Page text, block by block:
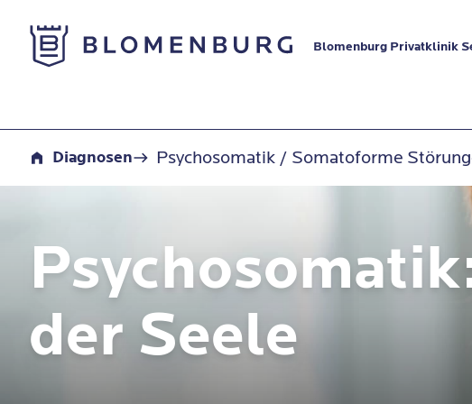
Zur Startseite
Blomenburg Privatklinik
Diagnosen Psychosomatik / Somatoforme
der Seele